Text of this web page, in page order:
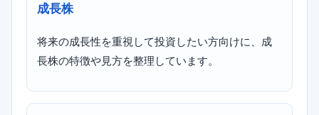
成長株
将来の成長性を重視して投資したい方向けに、成
長株の特徴や見方を整理しています。